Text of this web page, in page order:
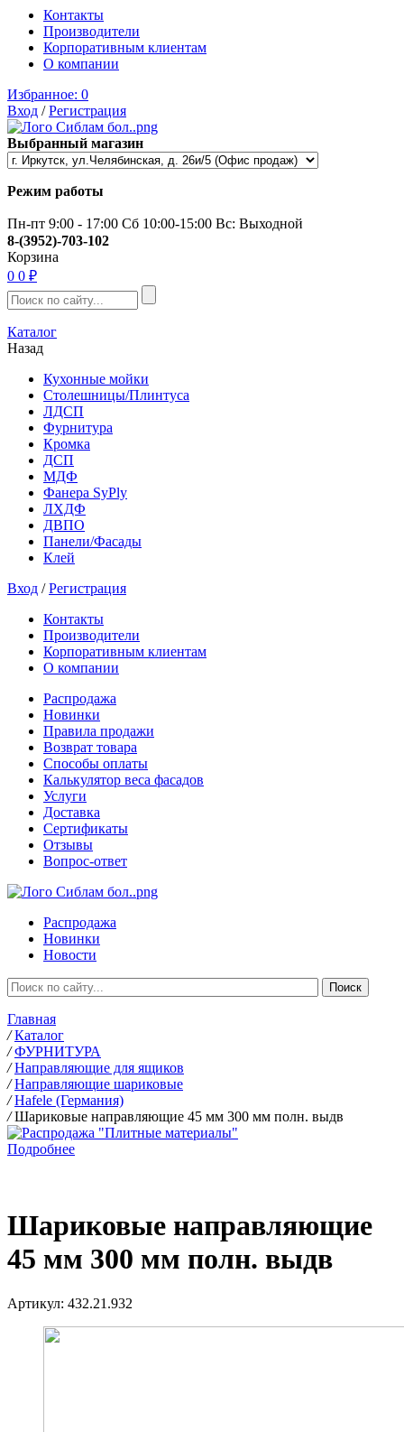
Контакты
Производители
Корпоративным клиентам
О компании
Избранное: 0
Вход /Регистрация
Выбранный магазин
Режим работы
Пн-пт 9:00 - 17:00 Сб 10:00-15:00 Вс: Выходной
8-(3952)-703-102
Корзина
0 0 ₽
Каталог
Назад
Кухонные мойки
Столешницы/Плинтуса
ЛДСП
Фурнитура
Кромка
ДСП
МДФ
Фанера SyPly
ЛХДФ
ДВПО
Панели/Фасады
Клей
Вход /Регистрация
Контакты
Производители
Корпоративным клиентам
О компании
Распродажа
Новинки
Правила продажи
Возврат товара
Способы оплаты
Калькулятор веса фасадов
Услуги
Доставка
Сертификаты
Отзывы
Вопрос-ответ
Распродажа
Новинки
Новости
Главная
/ Каталог
/ ФУРНИТУРА
/ Направляющие для ящиков
/ Направляющие шариковые
/ Hafele (Германия)
/ Шариковые направляющие 45 мм 300 мм полн. выдв
Подробнее
Шариковые направляющие
45 мм 300 мм полн. выдв
Артикул: 432.21.932